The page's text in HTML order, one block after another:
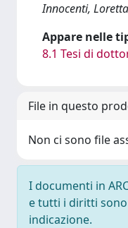
Innocenti, Loretta
Appare nelle
8.1 Tesi di
File in questo
Non ci sono file
I documenti in
e tutti i diritti
indicazione.